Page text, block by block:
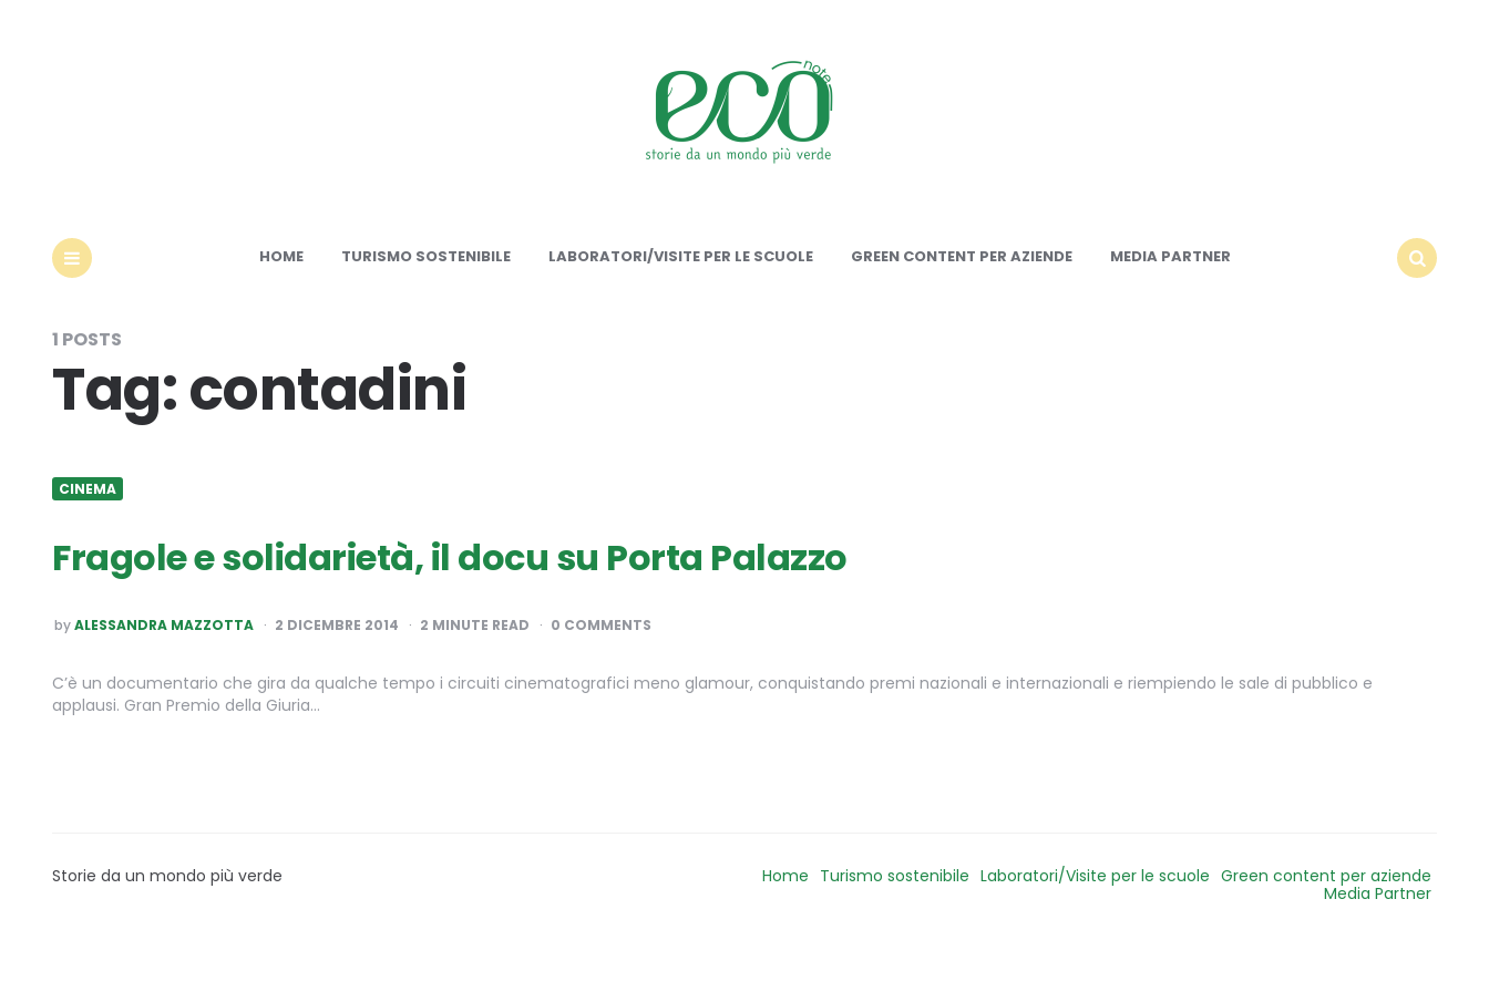
HOME TURISMO SOSTENIBILE LABORATORI/VISITE PER LE SCUOLE GREEN CONTENT PER AZIENDE
MEDIA PARTNER
1 POSTS
Tag:contadini
CINEMA
Fragole e solidarietà, il docu su Porta Palazzo
POSTED
BY
byALESSANDRA MAZZOTTA 2 DICEMBRE 2014 2 MINUTE READ 0 COMMENTS
C’è un documentario che gira da qualche tempo i circuiti cinematografici meno glamour, conquistando premi nazionali e internazionali e riempiendo le sale di pubblico e
applausi. Gran Premio della Giuria…
Storie da un mondo più verde Home Turismo sostenibile Laboratori/Visite per le scuole Green content per aziende
Media Partner